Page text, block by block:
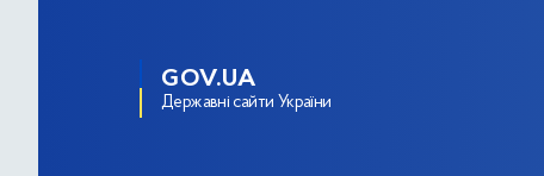
GOV.UA
Державні сайти України